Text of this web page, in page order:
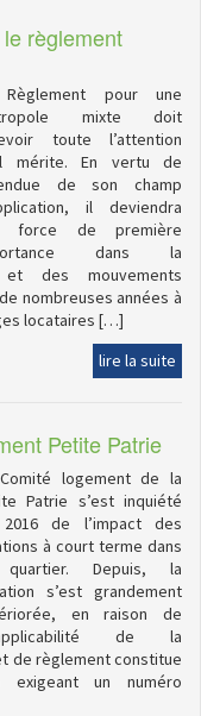
règlement
pour une
mixte doit
toute l’attention
mérite. En vertu de
de son champ
il deviendra
force de première
dans la
des mouvements
nombreuses années à
locataires […]
lire la suite
Petite Patrie
logement de la
Patrie s’est inquiété
de l’impact des
à court terme dans
Depuis, la
s’est grandement
en raison de
de la
de règlement constitue
un numéro